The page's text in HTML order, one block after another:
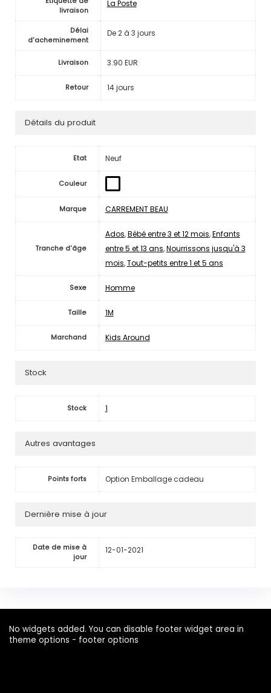
livraison
La Poste
Délai
d'acheminement
De 2 à 3 jours
Livraison 3.90 EUR
Retour 14 jours
Détails du produit
Etat Neuf
Couleur
Marque CARREMENT BEAU
Tranche d'âge
Ados,Bébé entre 3 et 12 mois,Enfants
entre 5 et 13 ans,Nourrissons jusqu'à 3
mois,Tout-petits entre 1 et 5 ans
Sexe Homme
Taille 1M
Marchand Kids Around
Stock
Stock 1
Autres avantages
Points forts Option Emballage cadeau
Dernière mise à jour
Date de mise à
jour
12-01-2021
No widgets added. You can disable footer widget area in
theme options - footer options